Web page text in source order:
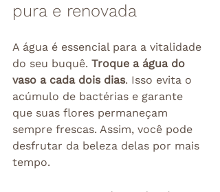
pura e renovada
A água é essencial para a vitalidade
do seu buquê. Troque a água do
vaso a cada dois dias. Isso evita o
acúmulo de bactérias e garante
que suas flores permaneçam
sempre frescas. Assim, você pode
desfrutar da beleza delas por mais
tempo.